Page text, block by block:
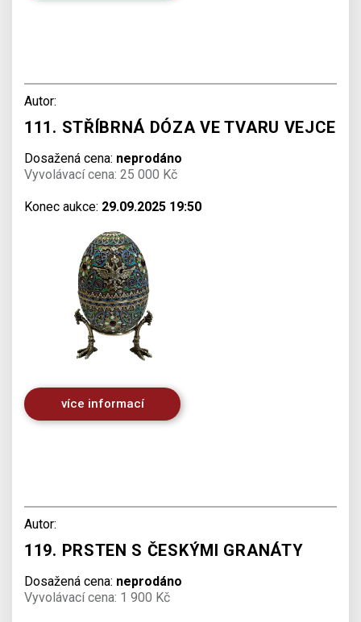
Autor:
111. STŘÍBRNÁ DÓZA VE TVARU VEJCE
Dosažená cena: neprodáno
Vyvolávací cena: 25 000 Kč
Konec aukce: 29.09.2025 19:50
více informací
Autor:
119. PRSTEN S ČESKÝMI GRANÁTY
Dosažená cena: neprodáno
Vyvolávací cena: 1 900 Kč